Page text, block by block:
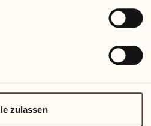
zulassen
791 02 02